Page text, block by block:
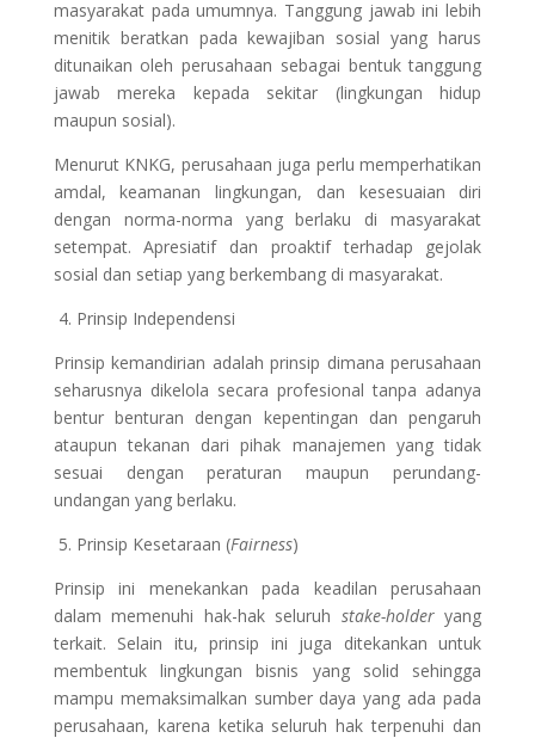
masyarakat pada umumnya. Tanggung jawab ini lebih
menitik beratkan pada kewajiban sosial yang harus
ditunaikan oleh perusahaan sebagai bentuk tanggung
jawab mereka kepada sekitar (lingkungan hidup
maupun sosial).
Menurut KNKG, perusahaan juga perlu memperhatikan
amdal, keamanan lingkungan, dan kesesuaian diri
dengan norma-norma yang berlaku di masyarakat
setempat. Apresiatif dan proaktif terhadap gejolak
sosial dan setiap yang berkembang di masyarakat.
4. Prinsip Independensi
Prinsip kemandirian adalah prinsip dimana perusahaan
seharusnya dikelola secara profesional tanpa adanya
bentur benturan dengan kepentingan dan pengaruh
ataupun tekanan dari pihak manajemen yang tidak
sesuai dengan peraturan maupun perundang-
undangan yang berlaku.
5. Prinsip Kesetaraan (Fairness)
Prinsip ini menekankan pada keadilan perusahaan
dalam memenuhi hak-hak seluruh stake-holderyang
terkait. Selain itu, prinsip ini juga ditekankan untuk
membentuk lingkungan bisnis yang solid sehingga
mampu memaksimalkan sumber daya yang ada pada
perusahaan, karena ketika seluruh hak terpenuhi dan